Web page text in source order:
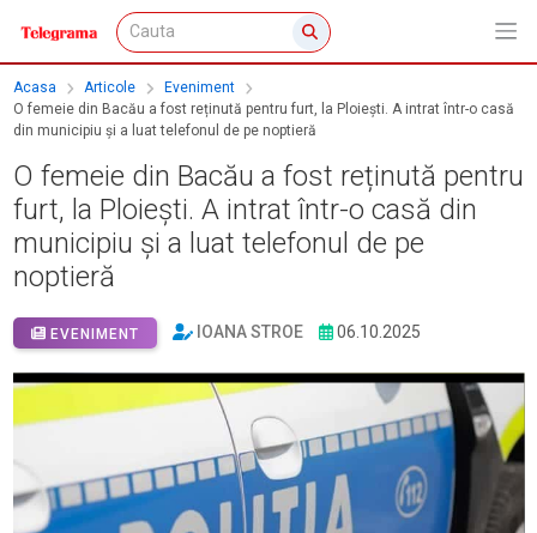
Acasa Articole
Eveniment
O femeie din Bacău a fost reținută pentru furt, la Ploiești. A intrat într-o casă
din municipiu și a luat telefonul de pe noptieră
O femeie din Bacău a fost reținută pentru
furt, la Ploiești. A intrat într-o casă din
municipiu și a luat telefonul de pe
noptieră
EVENIMENT IOANA STROE 06.10.2025